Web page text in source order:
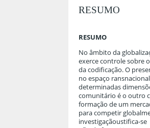
RESUMO
RESUMO
No âmbito da
exerce controle sobre
da codificação. O
no espaço
determinadas
comunitário é o outro
formação de um
para competir
investigaçãoustifica-